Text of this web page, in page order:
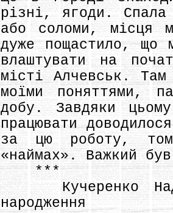
різні, ягоди.
або соломи, місця
дуже пощастило, що
влаштувати на
місті Алчевськ.
моїми поняттями,
добу. Завдяки
працювати
за цю роботу,
«наймах». Важкий
***
Кучеренко
народження